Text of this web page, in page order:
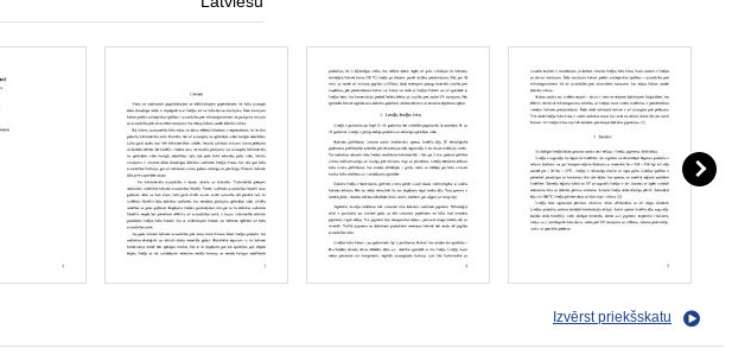
Izvērst priekšskatu